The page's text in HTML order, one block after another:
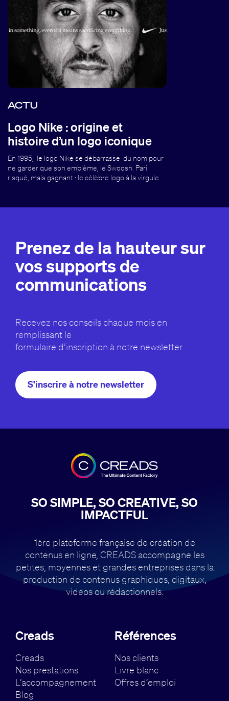
ACTU
Logo Nike : origine et
histoire d’un logo iconique
En 1995, le logo Nike se débarrasse du nom pour
ne garder que son emblème, le Swoosh. Pari
risqué, mais gagnant : le célèbre logo à la virgule…
Prenez de la hauteur sur
vos supports de
communications
Recevez nos conseils chaque mois en
remplissant le
formulaire d’inscription à notre newsletter.
S'inscrire à notre newsletter
SO SIMPLE, SO CREATIVE, SO
IMPACTFUL
1ère plateforme française de création de
contenus en ligne, CREADS accompagne les
petites, moyennes et grandes entreprises dans la
production de contenus graphiques, digitaux,
vidéos ou rédactionnels.
Creads
Creads
Nos prestations
L’accompagnement
Blog
Références
Nos clients
Livre blanc
Offres d’emploi